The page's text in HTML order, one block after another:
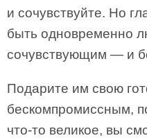
и сочувствуйте. Но
быть одновременно
сочувствующим — и
Подарите им свою
бескомпромиссным,
что-то великое, вы